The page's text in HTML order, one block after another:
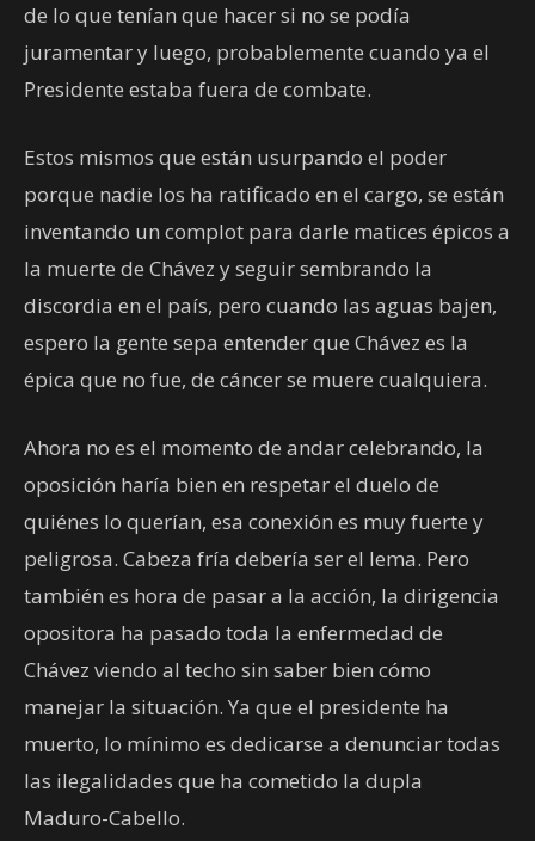
de lo que tenían que hacer si no se podía
juramentar y luego, probablemente cuando ya el
Presidente estaba fuera de combate.
Estos mismos que están usurpando el poder
porque nadie los ha ratificado en el cargo, se están
inventando un complot para darle matices épicos a
la muerte de Chávez y seguir sembrando la
discordia en el país, pero cuando las aguas bajen,
espero la gente sepa entender que Chávez es la
épica que no fue, de cáncer se muere cualquiera.
Ahora no es el momento de andar celebrando, la
oposición haría bien en respetar el duelo de
quiénes lo querían, esa conexión es muy fuerte y
peligrosa. Cabeza fría debería ser el lema. Pero
también es hora de pasar a la acción, la dirigencia
opositora ha pasado toda la enfermedad de
Chávez viendo al techo sin saber bien cómo
manejar la situación. Ya que el presidente ha
muerto, lo mínimo es dedicarse a denunciar todas
las ilegalidades que ha cometido la dupla
Maduro-Cabello.